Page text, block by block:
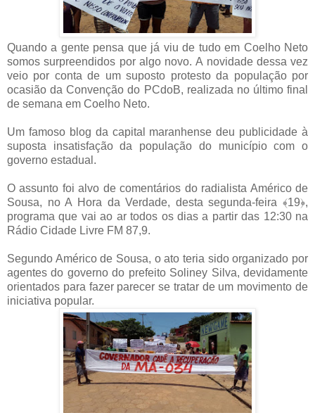
Quando a gente pensa que já viu de tudo em Coelho Neto
somos surpreendidos por algo novo.A novidade dessa vez
veio por conta de um suposto protesto da população por
ocasião da Convenção do PCdoB, realizada no último final
de semana em Coelho Neto.
Um famoso blog da capital maranhense deu publicidade à
suposta insatisfação da população do município com o
governo estadual.
O assunto foi alvo de comentários do radialista Américo de
Sousa, no A Hora da Verdade, desta segunda-feira ﴾19﴿,
programa que vai ao ar todos os dias a partir das 12:30 na
Rádio Cidade Livre FM 87,9.
Segundo Américo de Sousa, o ato teria sido organizado por
agentes do governo do prefeito Soliney Silva, devidamente
orientados para fazer parecer se tratar de um movimento de
iniciativa popular.